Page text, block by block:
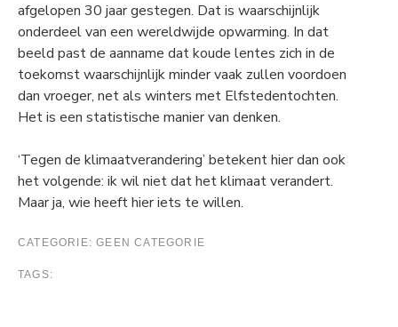
afgelopen 30 jaar gestegen. Dat is waarschijnlijk
onderdeel van een wereldwijde opwarming. In dat
beeld past de aanname dat koude lentes zich in de
toekomst waarschijnlijk minder vaak zullen voordoen
dan vroeger, net als winters met Elfstedentochten.
Het is een statistische manier van denken.
‘Tegen de klimaatverandering’ betekent hier dan ook
het volgende: ik wil niet dat het klimaat verandert.
Maar ja, wie heeft hier iets te willen.
CATEGORIE:GEEN CATEGORIE
TAGS: